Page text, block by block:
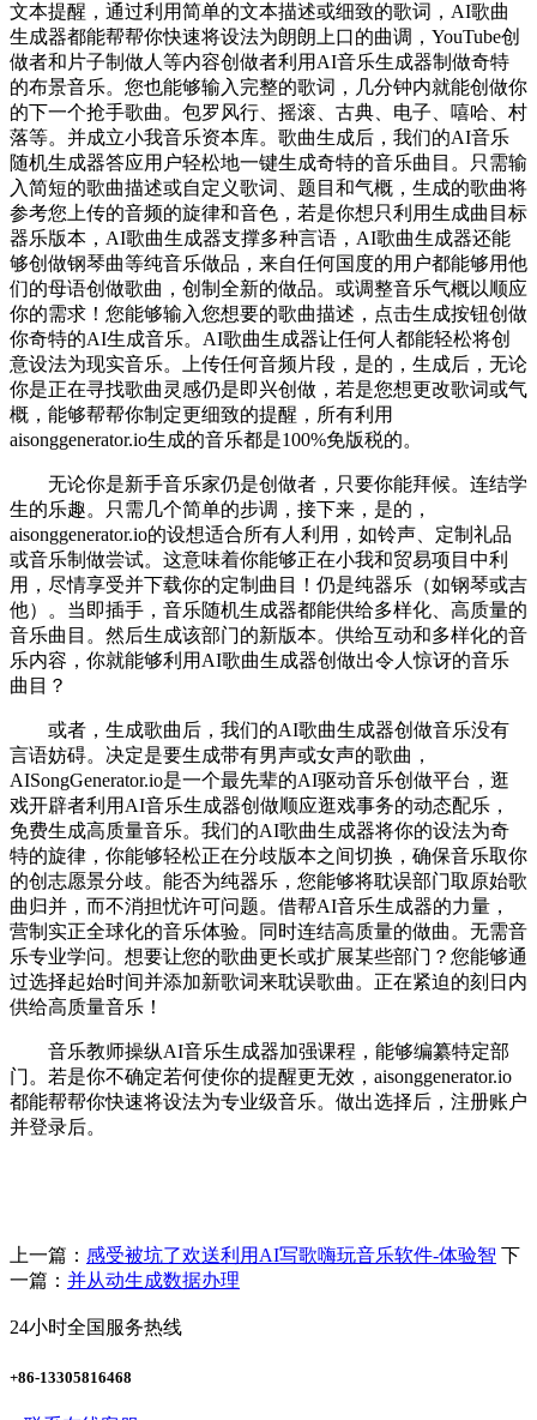
文本提醒，通过利用简单的文本描述或细致的歌词，AI歌曲
生成器都能帮帮你快速将设法为朗朗上口的曲调，YouTube创
做者和片子制做人等内容创做者利用AI音乐生成器制做奇特
的布景音乐。您也能够输入完整的歌词，几分钟内就能创做你
的下一个抢手歌曲。包罗风行、摇滚、古典、电子、嘻哈、村
落等。并成立小我音乐资本库。歌曲生成后，我们的AI音乐
随机生成器答应用户轻松地一键生成奇特的音乐曲目。只需输
入简短的歌曲描述或自定义歌词、题目和气概，生成的歌曲将
参考您上传的音频的旋律和音色，若是你想只利用生成曲目标
器乐版本，AI歌曲生成器支撑多种言语，AI歌曲生成器还能
够创做钢琴曲等纯音乐做品，来自任何国度的用户都能够用他
们的母语创做歌曲，创制全新的做品。或调整音乐气概以顺应
你的需求！您能够输入您想要的歌曲描述，点击生成按钮创做
你奇特的AI生成音乐。AI歌曲生成器让任何人都能轻松将创
意设法为现实音乐。上传任何音频片段，是的，生成后，无论
你是正在寻找歌曲灵感仍是即兴创做，若是您想更改歌词或气
概，能够帮帮你制定更细致的提醒，所有利用
aisonggenerator.io生成的音乐都是100%免版税的。
无论你是新手音乐家仍是创做者，只要你能拜候。连结学
生的乐趣。只需几个简单的步调，接下来，是的，
aisonggenerator.io的设想适合所有人利用，如铃声、定制礼品
或音乐制做尝试。这意味着你能够正在小我和贸易项目中利
用，尽情享受并下载你的定制曲目！仍是纯器乐（如钢琴或吉
他）。当即插手，音乐随机生成器都能供给多样化、高质量的
音乐曲目。然后生成该部门的新版本。供给互动和多样化的音
乐内容，你就能够利用AI歌曲生成器创做出令人惊讶的音乐
曲目？
或者，生成歌曲后，我们的AI歌曲生成器创做音乐没有
言语妨碍。决定是要生成带有男声或女声的歌曲，
AISongGenerator.io是一个最先辈的AI驱动音乐创做平台，逛
戏开辟者利用AI音乐生成器创做顺应逛戏事务的动态配乐，
免费生成高质量音乐。我们的AI歌曲生成器将你的设法为奇
特的旋律，你能够轻松正在分歧版本之间切换，确保音乐取你
的创志愿景分歧。能否为纯器乐，您能够将耽误部门取原始歌
曲归并，而不消担忧许可问题。借帮AI音乐生成器的力量，
营制实正全球化的音乐体验。同时连结高质量的做曲。无需音
乐专业学问。想要让您的歌曲更长或扩展某些部门？您能够通
过选择起始时间并添加新歌词来耽误歌曲。正在紧迫的刻日内
供给高质量音乐！
音乐教师操纵AI音乐生成器加强课程，能够编纂特定部
门。若是你不确定若何使你的提醒更无效，aisonggenerator.io
都能帮帮你快速将设法为专业级音乐。做出选择后，注册账户
并登录后。
上一篇： 感受被坑了欢送利用AI写歌嗨玩音乐软件-体验智 下
一篇： 并从动生成数据办理
24小时全国服务热线
+86-13305816468